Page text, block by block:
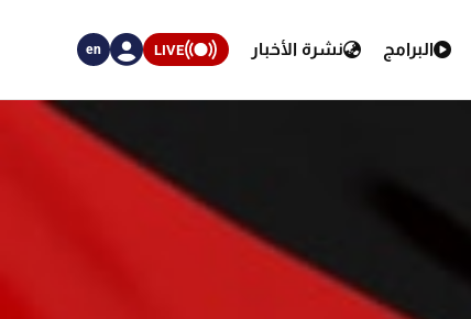
البرامج نشرة الأخبار LIVE
en